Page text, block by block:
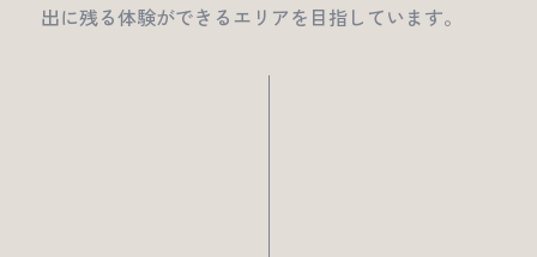
出に残る体験ができるエリアを目指しています。